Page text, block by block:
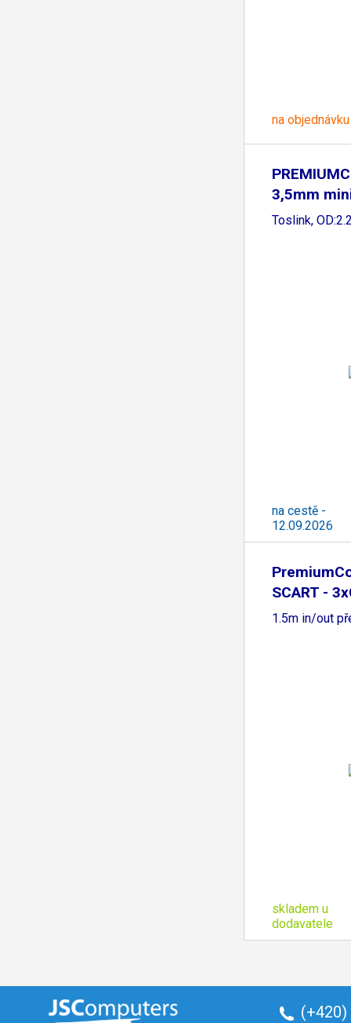
na objednávku
3,5mm
Toslink,
na cestě -
12.09.2026
SCART -
1.5m in/out
skladem u
dodavatele
(+420)